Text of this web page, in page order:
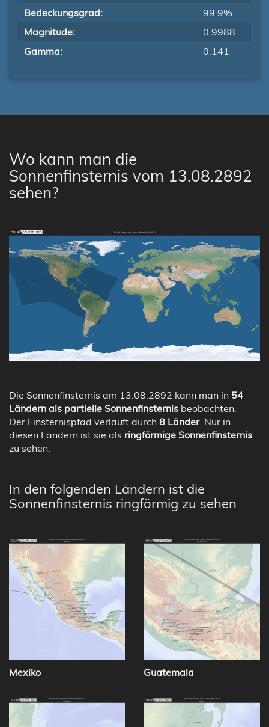
Bedeckungsgrad:
99.9%
Magnitude:
0.9988
Gamma:
0.141
Wo kann man die
Sonnenfinsternis vom 13.08.2892
sehen?
Die Sonnenfinsternis am 13.08.2892 kann man in 54
Ländern als partielle Sonnenfinsternis beobachten.
Der Finsternispfad verläuft durch 8 Länder. Nur in
diesen Ländern ist sie als ringförmige Sonnenfinsternis
zu sehen.
In den folgenden Ländern ist die
Sonnenfinsternis ringförmig zu sehen
Mexiko Guatemala